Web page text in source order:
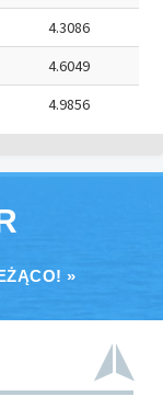
4.3086
4.6049
4.9856
»